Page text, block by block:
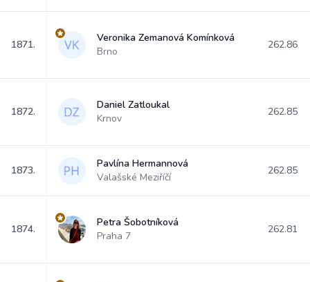
1871.
Veronika Zemanová Komínková
Brno
262.86
1872.
Daniel Zatloukal
Krnov
262.85
1873.
Pavlína Hermannová
Valašské Meziříčí
262.85
1874.
Petra Šobotníková
Praha 7
262.81